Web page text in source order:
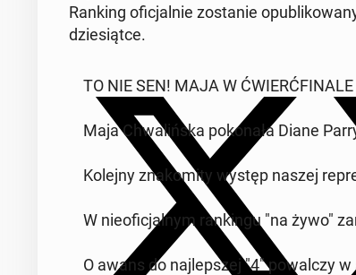
Ranking ofi­cjal­nie zo­sta­nie
dzie­siąt­ce.
TO NIE SEN! MAJA W
Maja Chwa­liń­ska po­ko­na­ła Diane
Kolejny zna­ko­mi­ty występ naszej
W nie­ofi­cjal­nym ran­kin­gu "na żywo"
O awans do naj­lep­szej "4" po­wal­czy w